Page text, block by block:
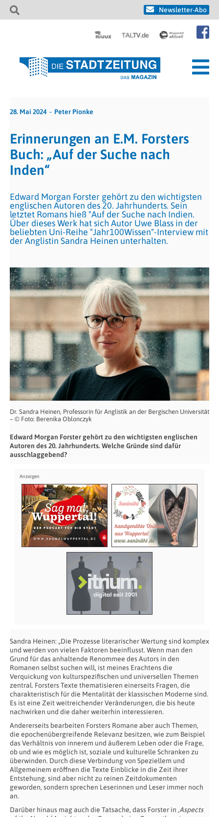
Newsletter-Abo
28. Mai 2024 Peter Pionke
Erinnerungen an E.M. Forsters
Buch: „Auf der Suche nach
Inden“
Edward Morgan Forster gehört zu den wichtigsten
englischen Autoren des 20. Jahrhunderts. Sein
letztet Romans hieß "Auf der Suche nach Indien.
Über dieses Werk hat sich Autor Uwe Blass in der
beliebten Uni-Reihe "Jahr100Wissen"-Interview mit
der Anglistin Sandra Heinen unterhalten.
Dr. Sandra Heinen, Professorin für Anglistik an der Bergischen Universität
– © Foto: Berenika Oblonczyk
Edward Morgan Forster gehört zu den wichtigsten englischen
Autoren des 20. Jahrhunderts. Welche Gründe sind dafür
ausschlaggebend?
Sandra Heinen: „Die Prozesse literarischer Wertung sind komplex
und werden von vielen Faktoren beeinflusst. Wenn man den
Grund für das anhaltende Renommee des Autors in den
Romanen selbst suchen will, ist meines Erachtens die
Verquickung von kulturspezifischen und universellen Themen
zentral. Forsters Texte thematisieren einerseits Fragen, die
charakteristisch für die Mentalität der klassischen Moderne sind.
Es ist eine Zeit weitreichender Veränderungen, die bis heute
nachwirken und die daher weiterhin interessieren.
Andererseits bearbeiten Forsters Romane aber auch Themen,
die epochenübergreifende Relevanz besitzen, wie zum Beispiel
das Verhältnis von innerem und äußerem Leben oder die Frage,
ob und wie es möglich ist, soziale und kulturelle Schranken zu
überwinden. Durch diese Verbindung von Speziellem und
Allgemeinem eröffnen die Texte Einblicke in die Zeit ihrer
Entstehung, sind aber nicht zu reinen Zeitdokumenten
geworden, sondern sprechen Leserinnen und Leser immer noch
an.
Darüber hinaus mag auch die Tatsache, dass Forster in ‚Aspects